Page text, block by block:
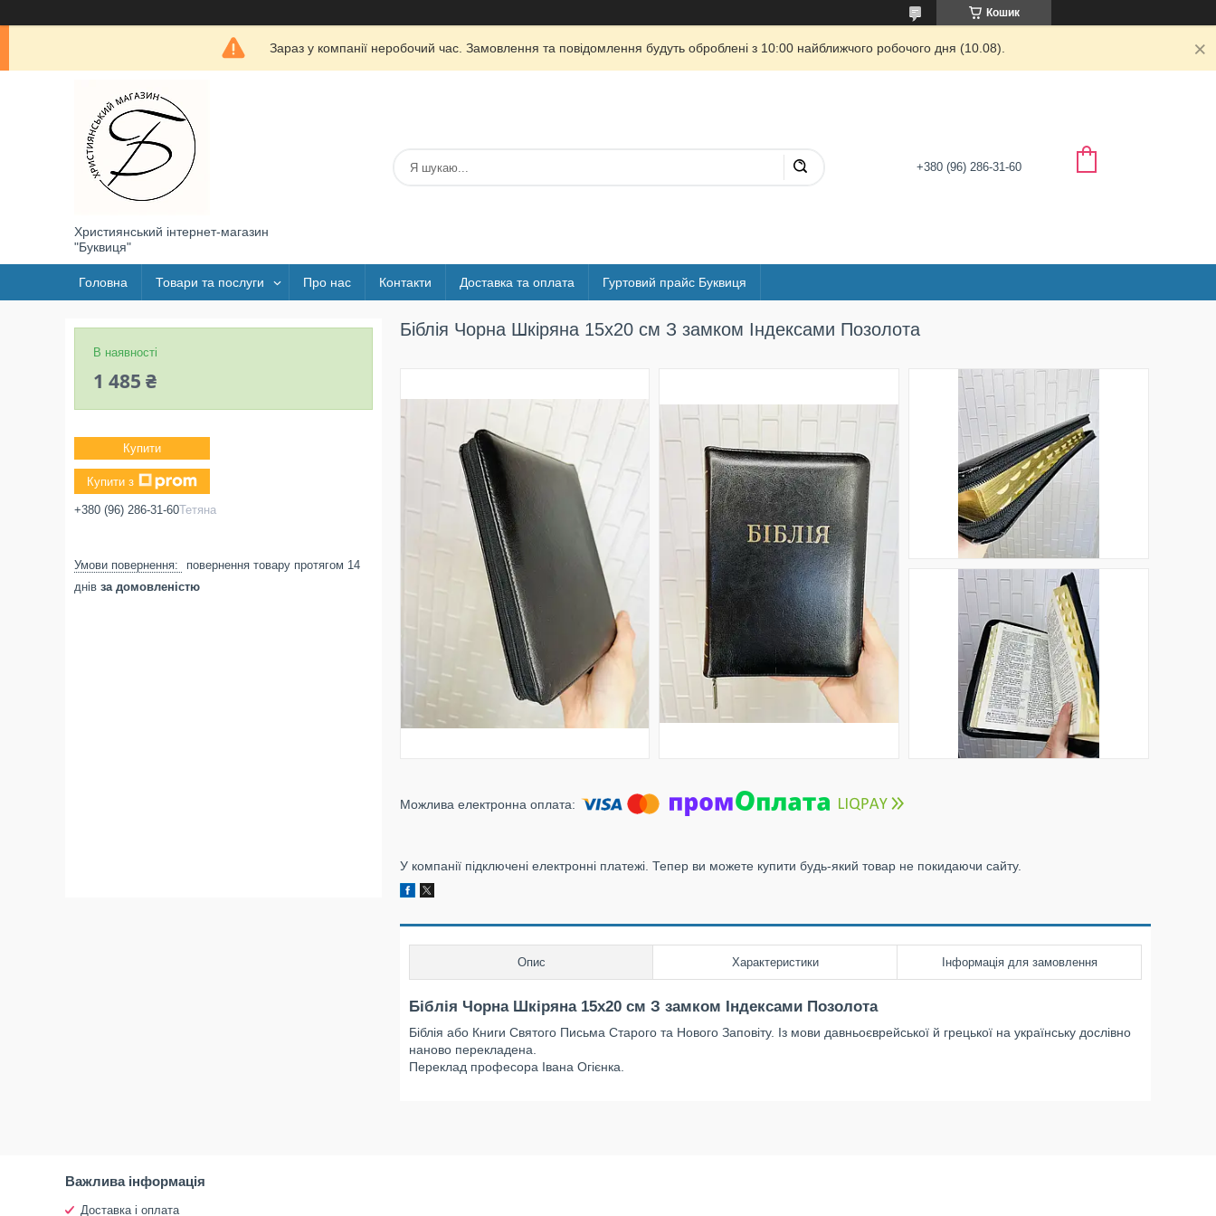
Кошик
Зараз у компанії неробочий час. Замовлення та повідомлення будуть оброблені з 10:00 найближчого робочого дня (10.08).
Християнський інтернет-магазин
"Буквиця"
+380 (96) 286-31-60
Головна Товари та послуги Про нас Контакти Доставка та оплата Гуртовий прайс Буквиця
Біблія Чорна Шкіряна 15х20 см З замком Індексами Позолота
У компанії підключені електронні платежі. Тепер ви можете купити будь-який товар не покидаючи сайту.
Опис Характеристики Інформація для замовлення
Біблія Чорна Шкіряна 15х20 см З замком Індексами Позолота
Біблія або Книги Святого Письма Старого та Нового Заповіту. Із мови давньоєврейської й грецької на українську дослівно
наново перекладена.
Переклад професора Івана Огієнка.
В наявності
1 485 ₴
Купити
Купити з
+380 (96) 286-31-60Тетяна
повернення товару протягом 14
днів за домовленістю
Важлива інформація
Доставка і оплата